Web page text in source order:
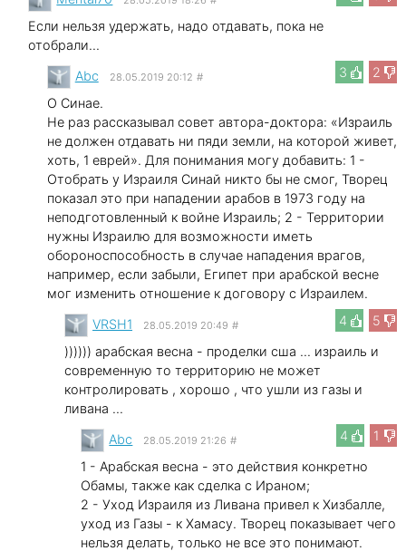
Если нельзя удержать, надо отдавать, пока не
отобрали...
3
2
Abc 28.05.2019 20:12 #
О Синае.
Не раз рассказывал совет автора-доктора: «Израиль
не должен отдавать ни пяди земли, на которой живет,
хоть, 1 еврей». Для понимания могу добавить: 1 -
Отобрать у Израиля Синай никто бы не смог, Творец
показал это при нападении арабов в 1973 году на
неподготовленный к войне Израиль; 2 - Территории
нужны Израилю для возможности иметь
обороноспособность в случае нападения врагов,
например, если забыли, Египет при арабской весне
мог изменить отношение к договору с Израилем.
4
5
VRSH1 28.05.2019 20:49 #
)))))) арабская весна - проделки сша ... израиль и
современную то территорию не может
контролировать , хорошо , что ушли из газы и
ливана ...
4
1
Abc 28.05.2019 21:26 #
1 - Арабская весна - это действия конкретно
Обамы, также как сделка с Ираном;
2 - Уход Израиля из Ливана привел к Хизбалле,
уход из Газы - к Хамасу. Творец показывает чего
нельзя делать, только не все это понимают.